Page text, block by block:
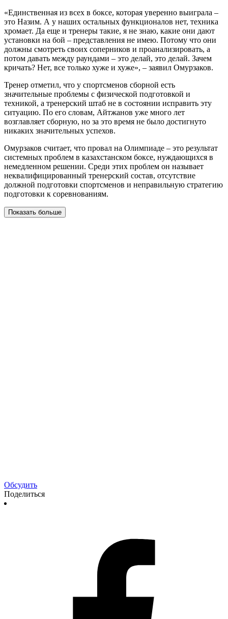
«Единственная из всех в боксе, которая уверенно выиграла –
это Назим. А у наших остальных функционалов нет, техника
хромает. Да еще и тренеры такие, я не знаю, какие они дают
установки на бой – представления не имею. Потому что они
должны смотреть своих соперников и проанализировать, а
потом давать между раундами – это делай, это делай. Зачем
кричать? Нет, все только хуже и хуже», – заявил Омурзаков.
Тренер отметил, что у спортсменов сборной есть
значительные проблемы с физической подготовкой и
техникой, а тренерский штаб не в состоянии исправить эту
ситуацию. По его словам, Айтжанов уже много лет
возглавляет сборную, но за это время не было достигнуто
никаких значительных успехов.
Омурзаков считает, что провал на Олимпиаде – это результат
системных проблем в казахстанском боксе, нуждающихся в
немедленном решении. Среди этих проблем он называет
неквалифицированный тренерский состав, отсутствие
должной подготовки спортсменов и неправильную стратегию
подготовки к соревнованиям.
Показать больше
Обсудить
Поделиться